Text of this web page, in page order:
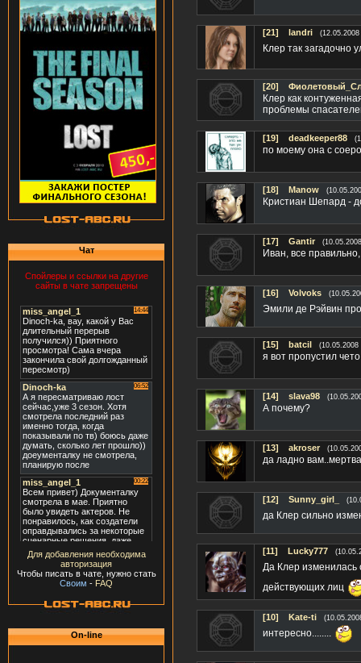
Чат
Спойлеры и ссылки на другие
сайты в чате запрещены
Для добавления необходима
авторизация
Чтобы писать в чате, нужно стать
Своим - FAQ
On-line
[21] landri (12.05.2008
Клер так загадочно
[20]
Клер как
проблемы
[19] deadkeeper88
по моему она с
[18] Manow
Кристиан Шепард -
[17] Gantir
Иван, все
[16] Volvoks
Эмили де Рэйвин
[15] batcil (10.05.2008
я вот пропустил
[14] slava98
А почему?
[13] akroser
да ладно
[12] Sunny_girl_
да Клер сильно
[11] Lucky777
Да Клер
действующих лиц
[10] Kate-ti
интересно........